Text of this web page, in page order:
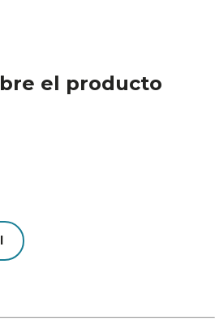
el producto